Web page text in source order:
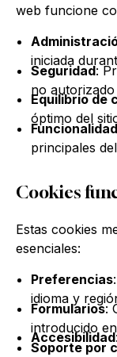
web funcione
iniciada
Seguridad:
no autorizado
Equilibrio de
óptimo del
principales
Cookies
Estas cookies
esenciales:
Preferencias
idioma y
Formularios:
introducido
Accesibilidad
Soporte por